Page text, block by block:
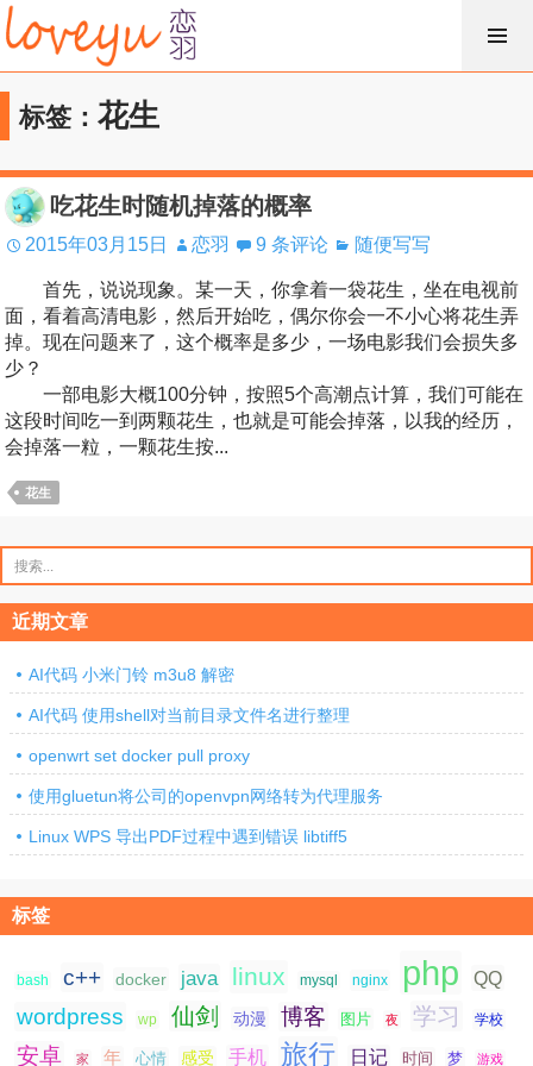
跳
过
内
容标签： 花生
吃花生时随机掉落的概率
2015年03月15日 恋羽 9 条评论 随便写写
首先，说说现象。某一天，你拿着一袋花生，坐在电视前
面，看着高清电影，然后开始吃，偶尔你会一不小心将花生弄
掉。现在问题来了，这个概率是多少，一场电影我们会损失多
少？
一部电影大概100分钟，按照5个高潮点计算，我们可能在
这段时间吃一到两颗花生，也就是可能会掉落，以我的经历，
会掉落一粒，一颗花生按...
花生
索：
近期文章
AI代码 小米门铃 m3u8 解密
AI代码 使用shell对当前目录文件名进行整理
openwrt set docker pull proxy
使用gluetun将公司的openvpn网络转为代理服务
Linux WPS 导出PDF过程中遇到错误 libtiff5
标签
bash c++ docker java linux mysql nginx php QQ
wordpress wp 仙剑 动漫 博客 图片 夜 学习 学校
安卓 家 年 心情 感受 手机 旅行 日记 时间 梦 游戏